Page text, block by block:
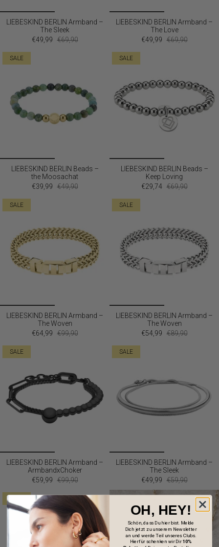
LIEBESKIND BERLIN Armband –
The Sleek
€49,99 €69,90
LIEBESKIND BERLIN Armband –
The Love
€49,99 €69,90
SALE
LIEBESKIND BERLIN Beads –
the Moosachat
€39,99 €49,90
SALE
LIEBESKIND BERLIN Beads –
Keep Loving
€29,74 €69,90
SALE
LIEBESKIND BERLIN Armband –
The Woven
€64,99 €99,90
SALE
LIEBESKIND BERLIN Armband –
The Woven
€54,99 €89,90
SALE
LIEBESKIND BERLIN Armband –
ArmbandxChoker
€59,99 €99,90
SALE
LIEBESKIND BERLIN Armband –
The Sleek
€49,99 €59,90
OH, HEY!
Schön, dass Du hier bist. Melde
Dich jetzt zu unserem Newsletter
an und werde Teil unseres Clubs.
Hierfür schenken wir Dir10%